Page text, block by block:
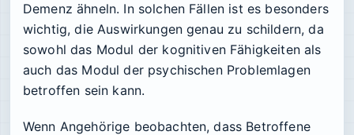
Demenz ähneln. In solchen Fällen ist es besonders
wichtig, die Auswirkungen genau zu schildern, da
sowohl das Modul der kognitiven Fähigkeiten als
auch das Modul der psychischen Problemlagen
betroffen sein kann.
Wenn Angehörige beobachten, dass Betroffene